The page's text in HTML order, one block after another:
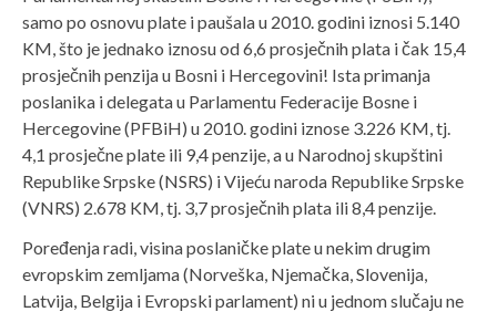
samo po osnovu plate i paušala u 2010. godini iznosi 5.140
KM, što je jednako iznosu od 6,6 prosječnih plata i čak 15,4
prosječnih penzija u Bosni i Hercegovini! Ista primanja
poslanika i delegata u Parlamentu Federacije Bosne i
Hercegovine (PFBiH) u 2010. godini iznose 3.226 KM, tj.
4,1 prosječne plate ili 9,4 penzije, a u Narodnoj skupštini
Republike Srpske (NSRS) i Vijeću naroda Republike Srpske
(VNRS) 2.678 KM, tj. 3,7 prosječnih plata ili 8,4 penzije.
Poređenja radi, visina poslaničke plate u nekim drugim
evropskim zemljama (Norveška, Njemačka, Slovenija,
Latvija, Belgija i Evropski parlament) ni u jednom slučaju ne